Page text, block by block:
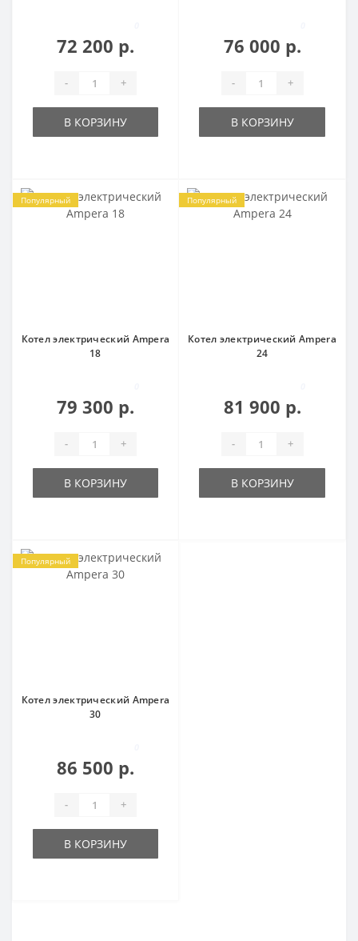
72 200 р.
- +
В КОРЗИНУ
76 000 р.
- +
В КОРЗИНУ
Популярный
Котел электрический Ampera
18
79 300 р.
- +
В КОРЗИНУ
Популярный
Котел электрический Ampera
24
81 900 р.
- +
В КОРЗИНУ
Популярный
Котел электрический Ampera
30
86 500 р.
- +
В КОРЗИНУ